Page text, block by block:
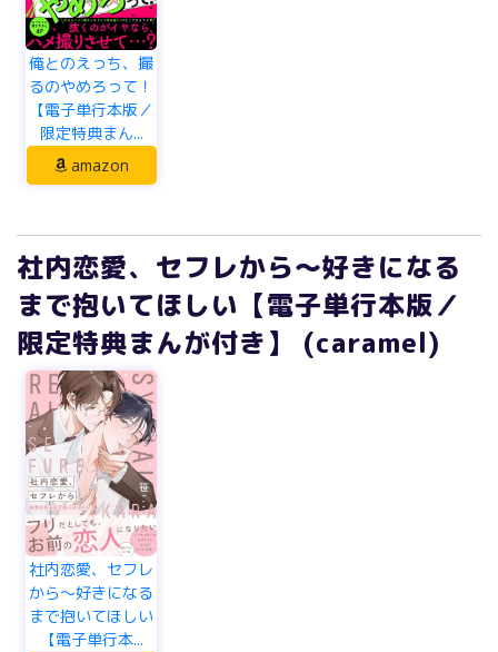
俺とのえっち、撮
るのやめろって！
【電子単行本版／
限定特典まん...
amazon
社内恋愛、セフレから～好きになる
まで抱いてほしい【電子単行本版／
限定特典まんが付き】 (caramel)
社内恋愛、セフレ
から～好きになる
まで抱いてほしい
【電子単行本...